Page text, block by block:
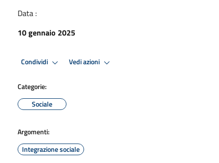
Data :
10 gennaio 2025
Condividi Vedi azioni
Categorie:
Sociale
Argomenti:
Integrazione sociale